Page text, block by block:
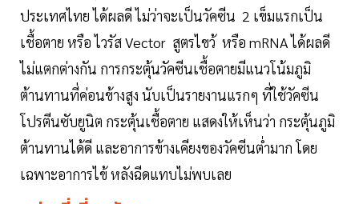
ประเทศไทย ได้ผลดี ไม่ว่าจะเป็นวัคซีน 2 เข็มแรกเป็น
เชื้อตาย หรือ ไวรัส Vector สูตรไขว้ หรือ mRNA ได้ผลดี
ไม่แตกต่างกัน การกระตุ้นวัคซีนเชื้อตายมีแนวโน้มภูมิ
ต้านทานที่ค่อนข้างสูง นับเป็นรายงานแรกๆ ที่ใช้วัคซีน
โปรตีนซับยูนิต กระตุ้นเชื้อตาย แสดงให้เห็นว่า กระตุ้นภูมิ
ต้านทานได้ดี และอาการข้างเคียงของวัคซีนต่ำมาก โดย
เฉพาะอาการไข้ หลังฉีดแทบไม่พบเลย